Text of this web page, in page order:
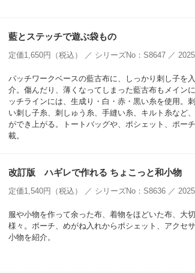
藍とステッチで遊ぶ袋もの
定価1,650円（税込） ／ シリーズNo：S8647 ／
パッチワークベースの藍古布に、しっかり刺し子を
介。傷んだり、薄くなってしまった藍古布もメイン
ッチラインには、生成り・白・赤・黒い糸を使用。
い刺し子糸、刺しゅう糸、手縫い糸、キルト糸など
ができ上がる。トートバッグや、ポシェット、ポー
載。
改訂版 ハギレで作れる ちょこっと和小物
定価1,540円（税込） ／ シリーズNo：S8636 ／
服や小物を作って余った布、着物をほどいた布、大
様々。ポーチ、めがね入れからポシェット、アクセ
小物を紹介。